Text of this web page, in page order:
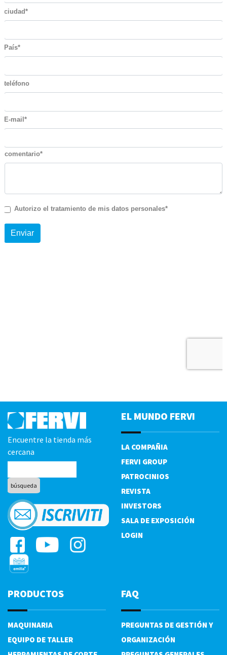
Encuentre la tienda más
cercana
EL MUNDO FERVI
LA COMPAÑIA
FERVI GROUP
PATROCINIOS
REVISTA
INVESTORS
SALA DE EXPOSICIÓN
LOGIN
PRODUCTOS
MAQUINARIA
EQUIPO DE TALLER
FAQ
PREGUNTAS DE GESTIÓN Y
ORGANIZACIÓN